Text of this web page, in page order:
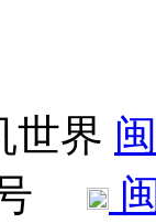
世界
号